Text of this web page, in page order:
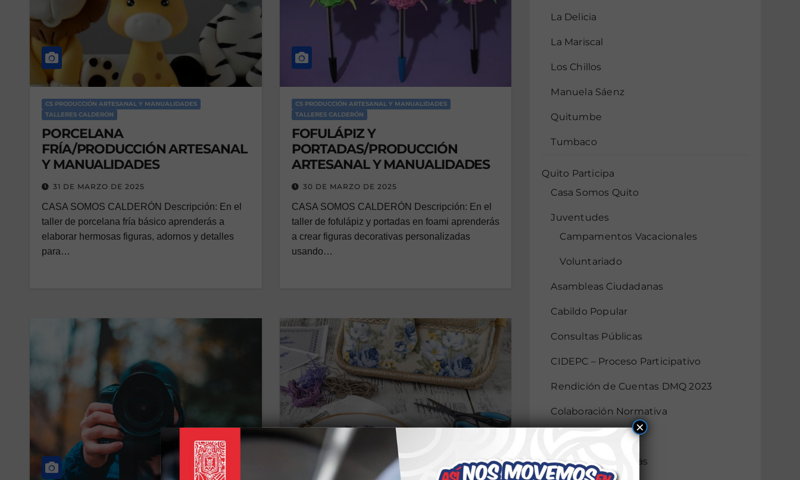
CS PRODUCCIÓN ARTESANAL Y MANUALIDADES
TALLERES CALDERÓN
PORCELANA
FRÍA/PRODUCCIÓN ARTESANAL
Y MANUALIDADES
31 DE MARZO DE 2025
CASA SOMOS CALDERÓN Descripción: En el
taller de porcelana fría básico aprenderás a
elaborar hermosas figuras, adornos y detalles
para…
CS PRODUCCIÓN ARTESANAL Y MANUALIDADES
TALLERES CALDERÓN
FOFULÁPIZ Y
PORTADAS/PRODUCCIÓN
ARTESANAL Y MANUALIDADES
30 DE MARZO DE 2025
CASA SOMOS CALDERÓN Descripción: En el
taller de fofulápiz y portadas en foami aprenderás
a crear figuras decorativas personalizadas
usando…
La Delicia
La Mariscal
Los Chillos
Manuela Sáenz
Quitumbe
Tumbaco
Quito Participa
Casa Somos Quito
Juventudes
Campamentos Vacacionales
Voluntariado
Asambleas Ciudadanas
Cabildo Popular
Consultas Públicas
CIDEPC – Proceso Participativo
Rendición de Cuentas DMQ 2023
Colaboración Normativa
Gobierno Abierto
Audiencias Públicas
×